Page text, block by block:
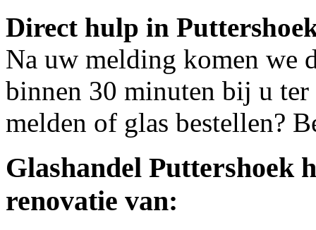
Direct hulp in
Na uw melding komen we
binnen 30 minuten bij u ter
melden of glas bestellen?
Glashandel Puttershoek
renovatie van: